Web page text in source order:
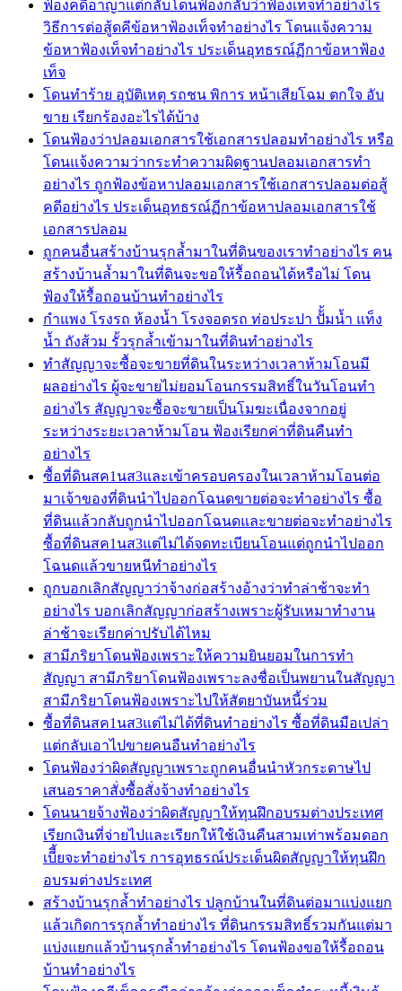
ฟ้องคดีอาญาแต่กลับโดนฟ้องกลับว่าฟ้องเท็จทำอย่างไร
วิธีการต่อสู้ดคีข้อหาฟ้องเท็จทำอย่างไร โดนแจ้งความ
ข้อหาฟ้องเท็จทำอย่างไร ประเด็นอุทธรณ์ฏีกาข้อหาฟ้อง
เท็จ
โดนทำร้าย อุบัติเหตุ รถชน พิการ หน้าเสียโฉม ตกใจ อับ
ขาย เรียกร้องอะไรได้บ้าง
โดนฟ้องว่าปลอมเอกสารใช้เอกสารปลอมทำอย่างไร หรือ
โดนแจ้งความว่ากระทำความผิดฐานปลอมเอกสารทำ
อย่างไร ถูกฟ้องข้อหาปลอมเอกสารใช้เอกสารปลอมต่อสู้
คดีอย่างไร ประเด็นอุทธรณ์ฏีกาข้อหาปลอมเอกสารใช้
เอกสารปลอม
ถูกคนอื่นสร้างบ้านรุกล้ำมาในที่ดินของเราทำอย่างไร คน
สร้างบ้านล้ำมาในที่ดินจะขอให้รื้อถอนได้หรือไม่ โดน
ฟ้องให้รื้อถอนบ้านทำอย่างไร
กำแพง โรงรถ ห้องน้ำ โรงจอดรถ ท่อประปา ปัั้มน้ำ แท็ง
น้ำ ถังส้วม รั้วรุกล้ำเข้ามาในที่ดินทำอย่างไร
ทำสัญญาจะซื้อจะขายที่ดินในระหว่างเวลาห้ามโอนมี
ผลอย่างไร ผู้จะขายไม่ยอมโอนกรรมสิทธิ์ในวันโอนทำ
อย่างไร สัญญาจะซื้อจะขายเป็นโมฆะเนื่องจากอยู่
ระหว่างระยะเวลาห้ามโอน ฟ้องเรียกค่าที่ดินคืนทำ
อย่างไร
ซื้อที่ดินสค1นส3และเข้าครอบครองในเวลาห้ามโอนต่อ
มาเจ้าของที่ดินนำไปออกโฉนดขายต่อจะทำอย่างไร ซื้อ
ที่ดินแล้วกลับถูกนำไปออกโฉนดและขายต่อจะทำอย่างไร
ซื้อที่ดินสค1นส3แต่ไม่ได้จดทะเบียนโอนแต่ถูกนำไปออก
โฉนดแล้วขายหนีทำอย่างไร
ถูกบอกเลิกสัญญาว่าจ้างก่อสร้างอ้างว่าทำล่าช้าจะทำ
อย่างไร บอกเลิกสัญญาก่อสร้างเพราะผู้รับเหมาทำงาน
ล่าช้าจะเรียกค่าปรับได้ไหม
สามีภริยาโดนฟ้องเพราะให้ความยินยอมในการทำ
สัญญา สามีภริยาโดนฟ้องเพราะลงชื่อเป็นพยานในสัญญา
สามีภริยาโดนฟ้องเพราะไปให้สัตยาบันหนี้ร่วม
ซื้อที่ดินสค1นส3แต่ไม่ได้ที่ดินทำอย่างไร ซื้อที่ดินมือเปล่า
แต่กลับเอาไปขายคนอืนทำอย่างไร
โดนฟ้องว่าผิดสัญญาเพราะถูกคนอื่นนำหัวกระดาษไป
เสนอราคาสั่งซื้อสั่งจ้างทำอย่างไร
โดนนายจ้างฟ้องว่าผิดสัญญาให้ทุนฝึกอบรมต่างประเทศ
เรียกเงินที่จ่ายไปและเรียกให้ใช้เงินคืนสามเท่าพร้อมดอก
เบีี้ยจะทำอย่างไร การอุทธรณ์ประเด็นผิดสัญญาให้ทุนฝึก
อบรมต่างประเทศ
สร้างบ้านรุกล้ำทำอย่างไร ปลูกบ้านในที่ดินต่อมาแบ่งแยก
แล้วเกิดการรุกล้ำทำอย่างไร ที่ดินกรรมสิทธิ์รวมกันแต่มา
แบ่งแยกแล้วบ้านรุกล้ำทำอย่างไร โดนฟ้องขอให้รื้อถอน
บ้านทำอย่างไร